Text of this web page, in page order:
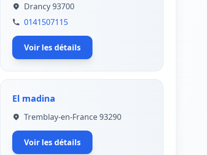
Drancy 93700
0141507115
Voir les détails
El madina
Tremblay-en-France 93290
Voir les détails